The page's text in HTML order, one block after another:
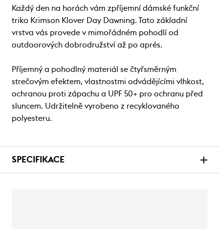
Každý den na horách vám zpříjemní dámské funkční
triko Krimson Klover Day Dawning. Tato základní
vrstva vás provede v mimořádném pohodlí od
outdoorových dobrodružství až po aprés.
Příjemný a pohodlný materiál se čtyřsměrným
strečovým efektem, vlastnostmi odvádějícími vlhkost,
ochranou proti zápachu a UPF 50+ pro ochranu před
sluncem. Udržitelně vyrobeno z recyklovaného
polyesteru.
SPECIFIKACE